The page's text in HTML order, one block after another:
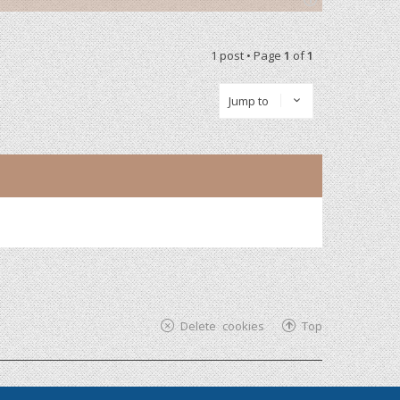
T
o
p
1 post • Page1of1
Jump to
Top
Delete cookies